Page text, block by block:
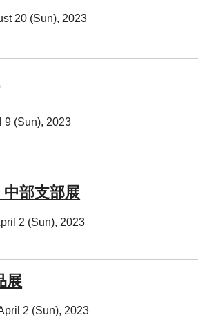
20 (Sun), 2023
9 (Sun), 2023
部支部展
2 (Sun), 2023
展
2 (Sun), 2023